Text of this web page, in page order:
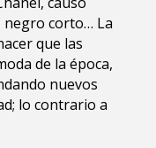
negro corto… La
que las
de la época,
nuevos
lo contrario a